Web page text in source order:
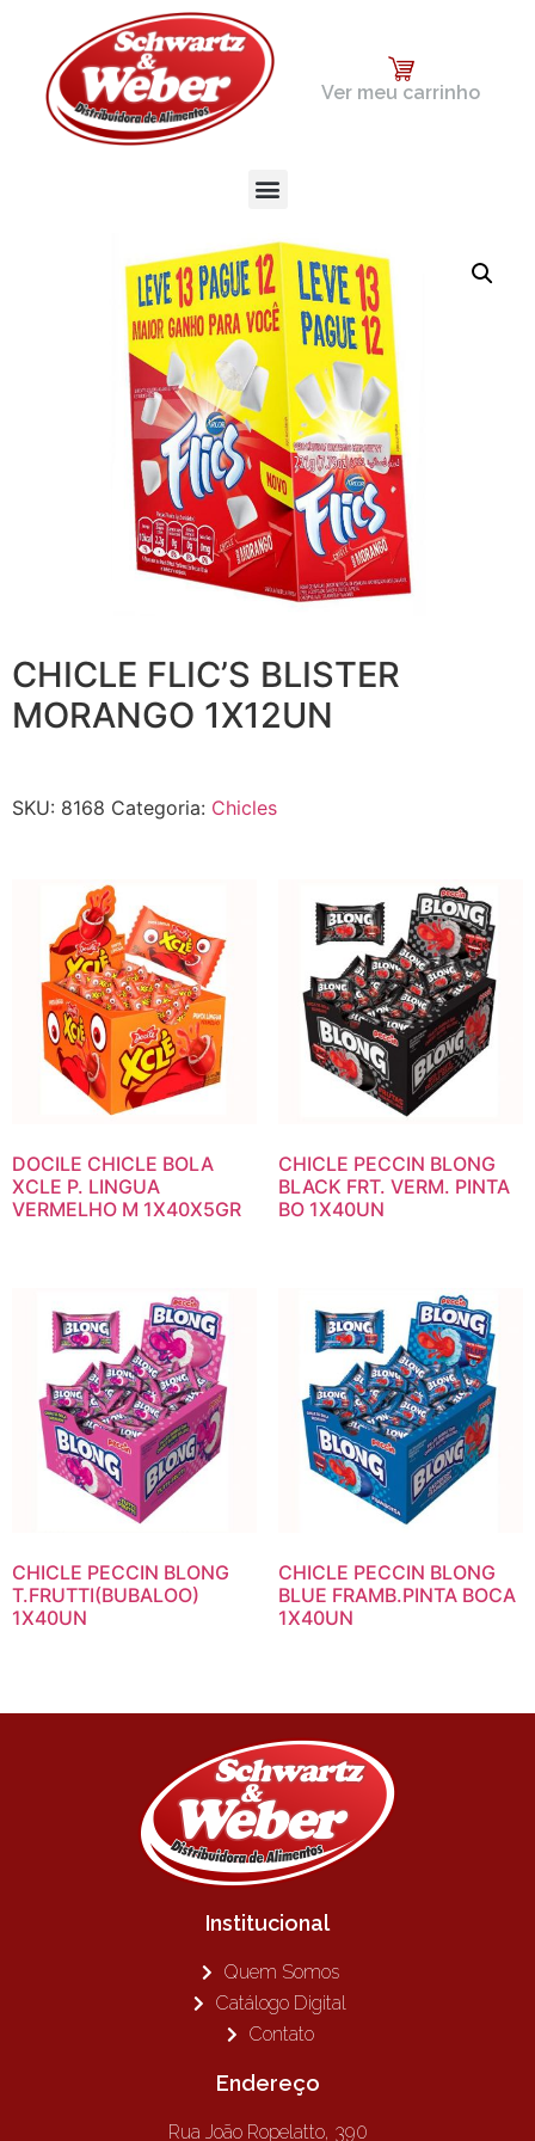
Ver meu carrinho
CHICLE FLIC’S BLISTER
MORANGO 1X12UN
SKU: 8168 Categoria: Chicles
DOCILE CHICLE BOLA
XCLE P. LINGUA
VERMELHO M 1X40X5GR
CHICLE PECCIN BLONG
BLACK FRT. VERM. PINTA
BO 1X40UN
CHICLE PECCIN BLONG
T.FRUTTI(BUBALOO)
1X40UN
CHICLE PECCIN BLONG
BLUE FRAMB.PINTA BOCA
1X40UN
Institucional
Quem Somos
Catálogo Digital
Contato
Endereço
Rua João Ropelatto, 390